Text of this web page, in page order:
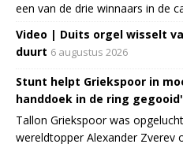
een van de drie winnaars in de
Video | Duits orgel wisselt
duurt 6 augustus 2026
Stunt helpt Griekspoor in
handdoek in de ring gegooid'
Tallon Griekspoor was
wereldtopper Alexander